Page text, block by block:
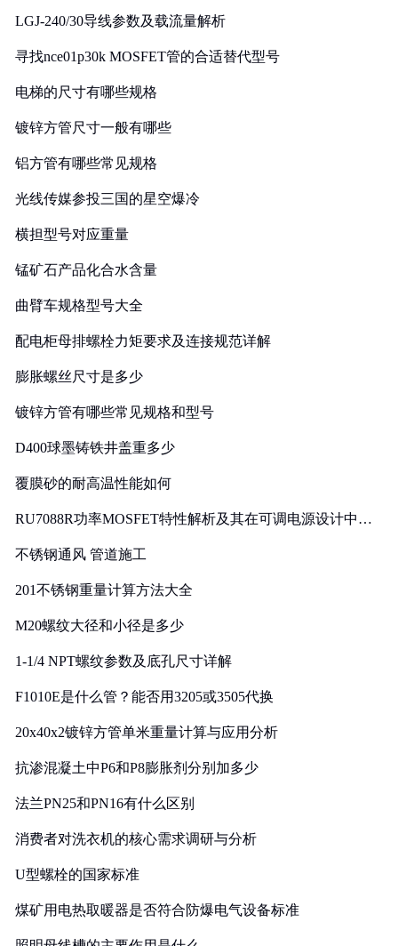
LGJ-240/30导线参数及载流量解析
寻找nce01p30k MOSFET管的合适替代型号
电梯的尺寸有哪些规格
镀锌方管尺寸一般有哪些
铝方管有哪些常见规格
光线传媒参投三国的星空爆冷
横担型号对应重量
锰矿石产品化合水含量
曲臂车规格型号大全
配电柜母排螺栓力矩要求及连接规范详解
膨胀螺丝尺寸是多少
镀锌方管有哪些常见规格和型号
D400球墨铸铁井盖重多少
覆膜砂的耐高温性能如何
RU7088R功率MOSFET特性解析及其在可调电源设计中的
不锈钢通风 管道施工
201不锈钢重量计算方法大全
M20螺纹大径和小径是多少
1-1/4 NPT螺纹参数及底孔尺寸详解
F1010E是什么管？能否用3205或3505代换
20x40x2镀锌方管单米重量计算与应用分析
抗渗混凝土中P6和P8膨胀剂分别加多少
法兰PN25和PN16有什么区别
消费者对洗衣机的核心需求调研与分析
U型螺栓的国家标准
煤矿用电热取暖器是否符合防爆电气设备标准